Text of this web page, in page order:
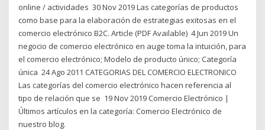
online / actividades 30 Nov 2019 Las categorías de productos
como base para la elaboración de estrategias exitosas en el
comercio electrónico B2C. Article (PDF Available) 4 Jun 2019 Un
negocio de comercio electrónico en auge toma la intuición, para
el comercio electrónico; Modelo de producto único; Categoría
única 24 Ago 2011 CATEGORIAS DEL COMERCIO ELECTRONICO
Las categorías del comercio electrónico hacen referencia al
tipo de relación que se 19 Nov 2019 Comercio Electrónico |
Últimos artículos en la categoría: Comercio Electrónico de
nuestro blog.